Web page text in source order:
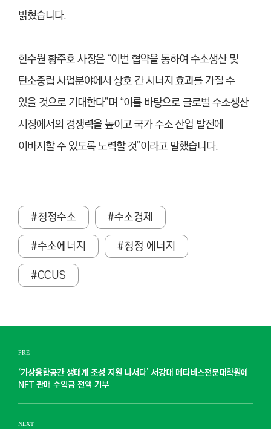
밝혔습니다.
한수원 황주호 사장은 “이번 협약을 통하여 수소생산 및
탄소중립 사업분야에서 상호 간 시너지 효과를 가질 수
있을 것으로 기대한다”며 “이를 바탕으로 글로벌 수소생산
시장에서의 경쟁력을 높이고 국가 수소 산업 발전에
이바지할 수 있도록 노력할 것”이라고 말했습니다.
#청정수소
#수소경제
#수소에너지
#청정 에너지
#CCUS
PRE
‘가상융합공간 생태계 조성 지원 나서다’ 서강대 메타버스전문대학원에
NFT 판매 수익금 전액 기부
NEXT